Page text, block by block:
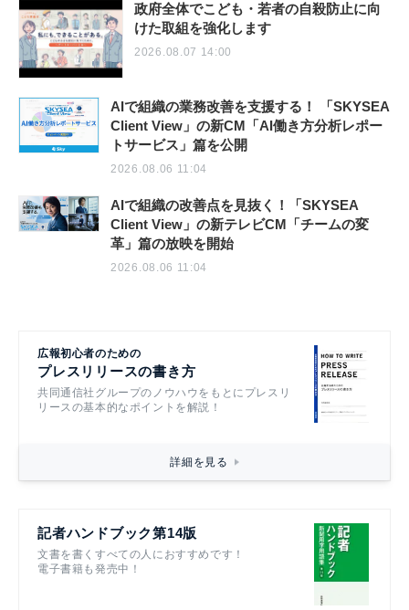
政府全体でこども・若者の自殺防止に向
けた取組を強化します
2026.08.07 14:00
AIで組織の業務改善を支援する！ 「SKYSEA
Client View」の新CM「AI働き方分析レポー
トサービス」篇を公開
2026.08.06 11:04
AIで組織の改善点を見抜く！「SKYSEA
Client View」の新テレビCM「チームの変
革」篇の放映を開始
2026.08.06 11:04
広報初心者のための
プレスリリースの書き方
共同通信社グループのノウハウをもとにプレスリ
リースの基本的なポイントを解説！
詳細を見る
記者ハンドブック第14版
文書を書くすべての人におすすめです！
電子書籍も発売中！